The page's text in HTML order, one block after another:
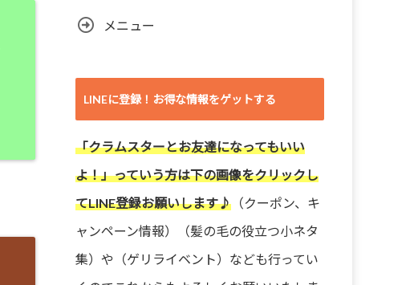
メニュー
LINEに登録！お得な情報をゲットする
「クラムスターとお友達になってもいい
よ！」っていう方は下の画像をクリックし
てLINE登録お願いします♪ （クーポン、キ
ャンペーン情報）（髪の毛の役立つ小ネタ
集）や（ゲリライベント）なども行ってい